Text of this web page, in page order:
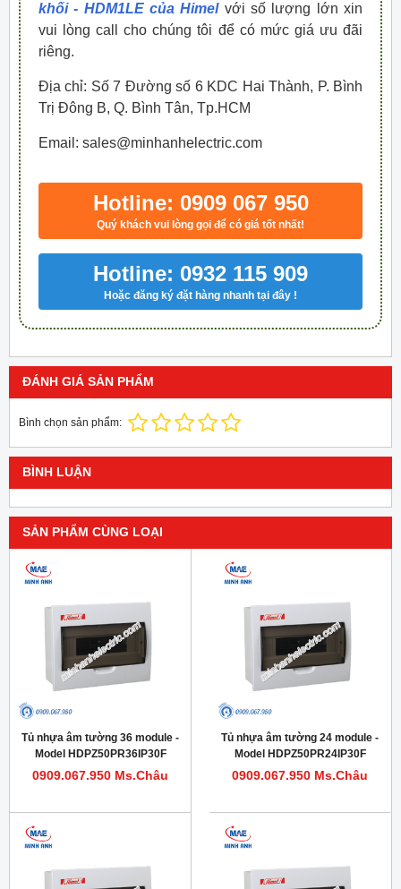
khối - HDM1LE của Himel với số lượng lớn xin
vui lòng call cho chúng tôi để có mức giá ưu đãi
riêng.
Địa chỉ: Số 7 Đường số 6 KDC Hai Thành, P. Bình
Trị Đông B, Q. Bình Tân, Tp.HCM
Email: sales@minhanhelectric.com
Hotline: 0909 067 950
Quý khách vui lòng gọi để có giá tốt nhất!
Hotline: 0932 115 909
Hoặc đăng ký đặt hàng nhanh tại đây !
ĐÁNH GIÁ SẢN PHẨM
Bình chọn sản phẩm:
BÌNH LUẬN
SẢN PHẨM CÙNG LOẠI
Tủ nhựa âm tường 36 module -
Model HDPZ50PR36IP30F
0909.067.950 Ms.Châu
Tủ nhựa âm tường 24 module -
Model HDPZ50PR24IP30F
0909.067.950 Ms.Châu